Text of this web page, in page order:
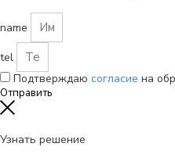
name
tel
Подтверждаю согласие на
Отправить
Узнать решение